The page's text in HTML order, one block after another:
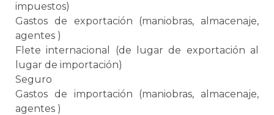
impuestos)
Gastos de exportación (maniobras, almacenaje,
agentes )
Flete internacional (de lugar de exportación al
lugar de importación)
Seguro
Gastos de importación (maniobras, almacenaje,
agentes )